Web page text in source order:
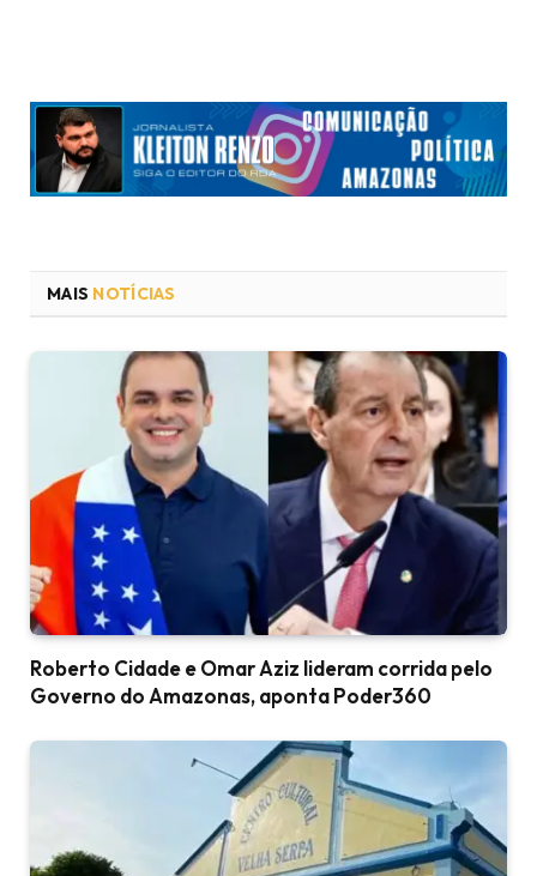
MAIS NOTÍCIAS
Roberto Cidade e Omar Aziz lideram corrida pelo
Governo do Amazonas, aponta Poder360